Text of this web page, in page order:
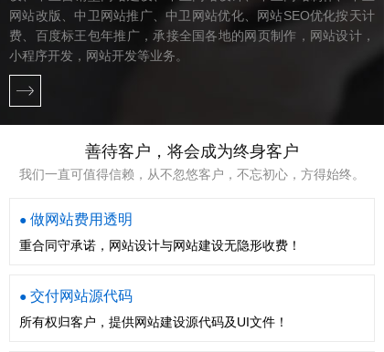
网站改版、中卫网站推广、中卫网站优化、网站SEO优化按天计
费、百度标王包年推广，承接全国各地的网页制作，网站设计，
小程序开发，网站开发等业务。
善待客户，将会成为终身客户
我们一直可值得信赖，从不忽悠客户，不忘初心，方得始终。
● 做网站费用透明
重合同守承诺，网站设计与网站建设无隐形收费！
● 交付网站源代码
所有权归客户，提供网站建设源代码及UI文件！